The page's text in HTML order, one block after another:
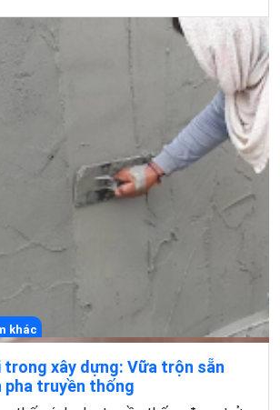
khác
trong xây dựng: Vữa trộn sẵn
pha truyền thống